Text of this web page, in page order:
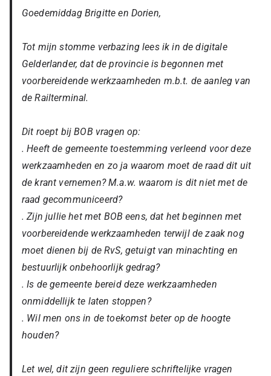
Goedemiddag Brigitte en Dorien,
Tot mijn stomme verbazing lees ik in de digitale
Gelderlander, dat de provincie is begonnen met
voorbereidende werkzaamheden m.b.t. de aanleg van
de Railterminal.
Dit roept bij BOB vragen op:
. Heeft de gemeente toestemming verleend voor deze
werkzaamheden en zo ja waarom moet de raad dit uit
de krant vernemen? M.a.w. waarom is dit niet met de
raad gecommuniceerd?
. Zijn jullie het met BOB eens, dat het beginnen met
voorbereidende werkzaamheden terwijl de zaak nog
moet dienen bij de RvS, getuigt van minachting en
bestuurlijk onbehoorlijk gedrag?
. Is de gemeente bereid deze werkzaamheden
onmiddellijk te laten stoppen?
. Wil men ons in de toekomst beter op de hoogte
houden?
Let wel, dit zijn geen reguliere schriftelijke vragen